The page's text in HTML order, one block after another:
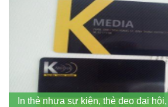
In thẻ nhựa sự kiện, thẻ đeo đại